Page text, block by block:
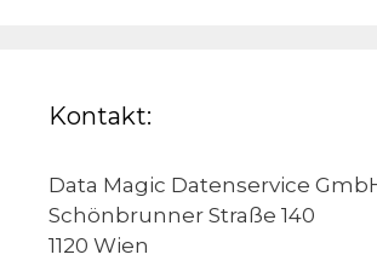
Kontakt:
Data Magic Datenservice
Schönbrunner Straße 140
1120 Wien